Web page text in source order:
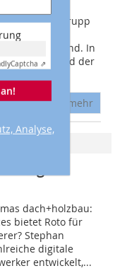
Captcha ⇗
Analyse,
René Grupp
die
in Deutschland. In
wird er Mitglied der
mehr
im
dach+holzbau:
bietet Roto für
Stephan
digitale
entwickelt,...